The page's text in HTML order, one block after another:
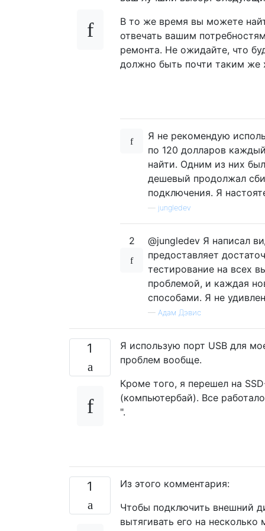
В то же время вы можете
отвечать вашим
ремонта. Не ожидайте, что
должно быть почти таким же
Я не рекомендую
по 120 долларов
найти. Одним из них
дешевый продолжал
подключения. Я
jungledev
2
@jungledev Я написал
предоставляет
тестирование на всех
проблемой, и каждая
способами. Я не
— Адам Дэвис
1
Я использую порт USB для
проблем вообще.
Кроме того, я перешел на
(компьютербай). Все
".
1
Из этого комментария:
Чтобы подключить внешний
вытягивать его на